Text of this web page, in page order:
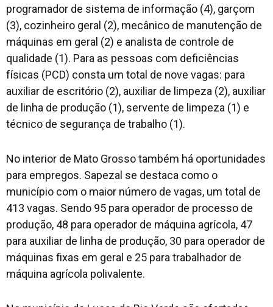
programador de sistema de informação (4), garçom
(3), cozinheiro geral (2), mecânico de manutenção de
máquinas em geral (2) e analista de controle de
qualidade (1). Para as pessoas com deficiências
físicas (PCD) consta um total de nove vagas: para
auxiliar de escritório (2), auxiliar de limpeza (2), auxiliar
de linha de produção (1), servente de limpeza (1) e
técnico de segurança de trabalho (1).
No interior de Mato Grosso também há oportunidades
para empregos. Sapezal se destaca como o
município com o maior número de vagas, um total de
413 vagas. Sendo 95 para operador de processo de
produção, 48 para operador de máquina agrícola, 47
para auxiliar de linha de produção, 30 para operador de
máquinas fixas em geral e 25 para trabalhador de
máquina agrícola polivalente.